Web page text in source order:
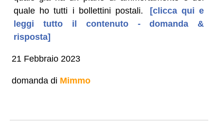
quale ho tutti i bollettini postali.
[clicca qui e
leggi tutto il contenuto - domanda &
risposta]
21 Febbraio 2023
domanda di Mimmo